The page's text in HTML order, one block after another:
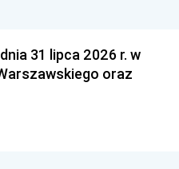
31 lipca 2026 r. w
oraz